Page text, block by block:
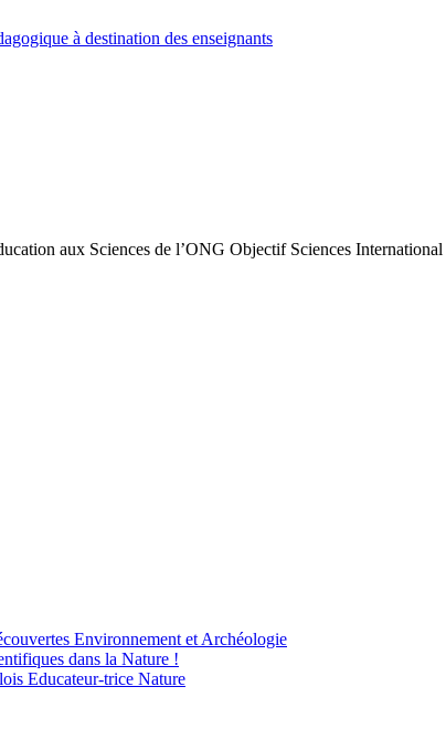
à destination des enseignants
aux Sciences de l’ONG Objectif Sciences International
Environnement et Archéologie
dans la Nature !
Educateur-trice Nature